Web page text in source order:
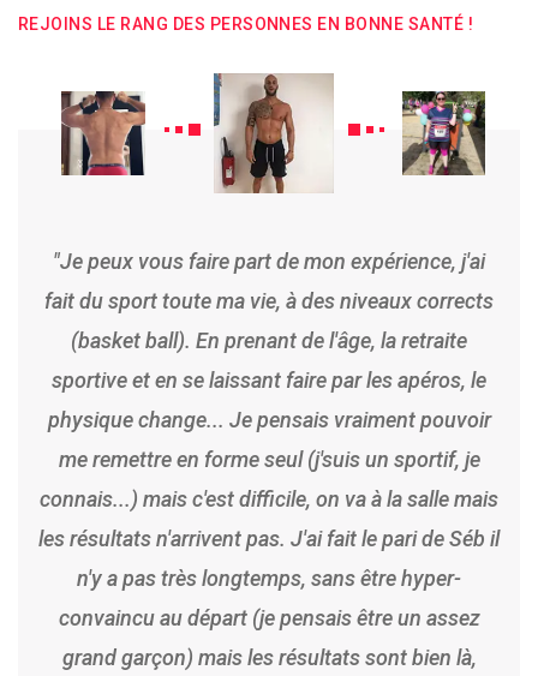
REJOINS LE RANG DES PERSONNES EN BONNE SANTÉ !
"Je peux vous faire part de mon expérience, j'ai
fait du sport toute ma vie, à des niveaux corrects
(basket ball). En prenant de l'âge, la retraite
sportive et en se laissant faire par les apéros, le
physique change... Je pensais vraiment pouvoir
me remettre en forme seul (j'suis un sportif, je
connais...) mais c'est difficile, on va à la salle mais
les résultats n'arrivent pas. J'ai fait le pari de Séb il
n'y a pas très longtemps, sans être hyper-
convaincu au départ (je pensais être un assez
grand garçon) mais les résultats sont bien là,